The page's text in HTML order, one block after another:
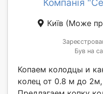
Компанія
Київ (Може
Був на
Копаем колодцы и
колец от 0.8 м до